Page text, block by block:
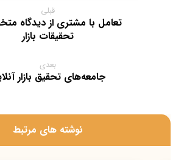
قبلی
تعامل با مشتری از دیدگاه
تحقیقات بازار
بعدی
جامعه‌های تحقیق بازار
‫نوشته های مرتبط